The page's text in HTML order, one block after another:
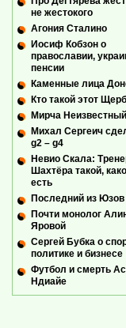
не жестокого
Агония Сталино
Иосиф Кобзон о
православии,
пенсии
Каменные лица
Кто такой этот
Мирча Неизвестный
Михал Сергеич
g2 – g4
Невио Скала:
Шахтёра такой,
есть
Последний из Юзов
Почти монолог
Яровой
Сергей Бубка о
политике и бизнесе
Футбол и смерть
Ндиайе